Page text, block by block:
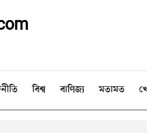
বিশ্ব বাণিজ্য মতামত